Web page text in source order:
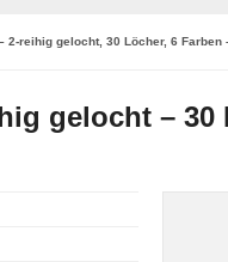
2-reihig gelocht, 30 Löcher, 6 Farben
gelocht – 30